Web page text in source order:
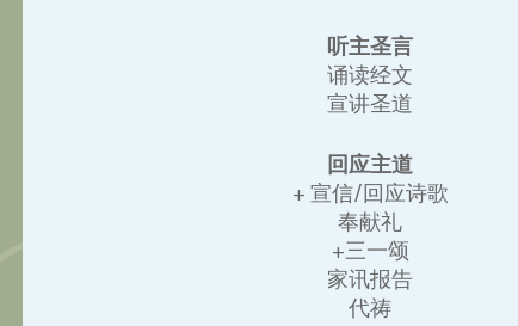
听主圣言
诵读经文
宣讲圣道
回应主道
+ 宣信/回应诗歌
奉献礼
+三一颂
家讯报告
代祷